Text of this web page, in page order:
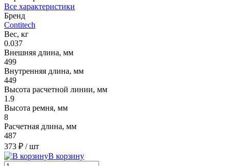
Все характеристики
Бренд
Contitech
Вес, кг
0.037
Внешняя длина, мм
499
Внутренняя длина, мм
449
Высота расчетной линии, мм
1.9
Высота ремня, мм
8
Расчетная длина, мм
487
373 ₽ / шт
В корзину